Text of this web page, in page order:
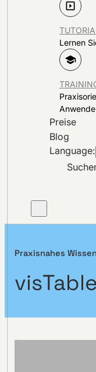
Lernen
Preise
Blog
Language:
Praxisnahes